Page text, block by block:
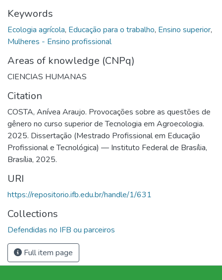
Keywords
Ecologia agrícola, Educação para o trabalho, Ensino superior,
Mulheres - Ensino profissional
Areas of knowledge (CNPq)
CIENCIAS HUMANAS
Citation
COSTA, Anívea Araujo. Provocações sobre as questões de
gênero no curso superior de Tecnologia em Agroecologia.
2025. Dissertação (Mestrado Profissional em Educação
Profissional e Tecnológica) — Instituto Federal de Brasília,
Brasília, 2025.
URI
https://repositorio.ifb.edu.br/handle/1/631
Collections
Defendidas no IFB ou parceiros
Full item page